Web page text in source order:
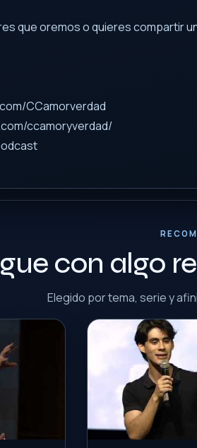
que oremos o quieres compartir
CCamorverdad
ccamoryverdad/
con algo
Elegido por tema, serie y